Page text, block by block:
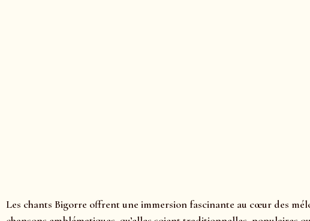
Les chants Bigorre offrent une immersion fascinante au cœur des